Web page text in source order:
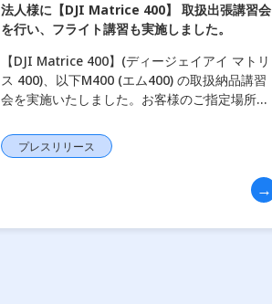
法人様に【DJI Matrice 400】 取扱出張講習会
を行い、フライト講習も実施しました。
【DJI Matrice 400】(ディージェイアイ マトリ
ス 400)、以下M400 (エム400) の取扱納品講習
会を実施いたしました。お客様のご指定場所へ
ど実機を使った操作 […]
プレスリリース